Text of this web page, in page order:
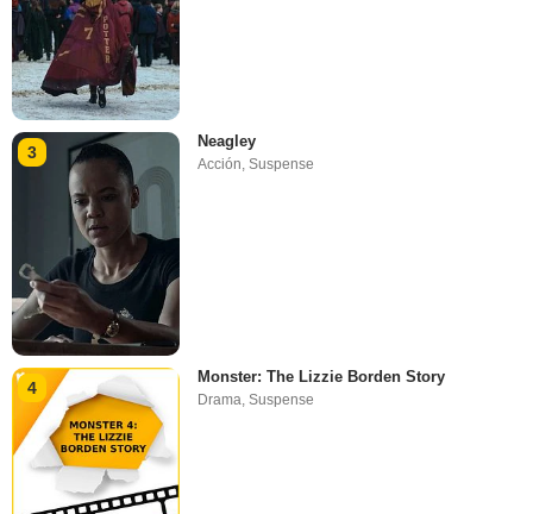
3
Neagley
Acción,Suspense
4
Monster: The Lizzie Borden Story
Drama,Suspense